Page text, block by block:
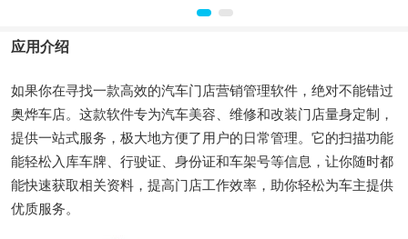
应用介绍
如果你在寻找一款高效的汽车门店营销管理软件，绝对不能错过
奥烨车店。这款软件专为汽车美容、维修和改装门店量身定制，
提供一站式服务，极大地方便了用户的日常管理。它的扫描功能
能轻松入库车牌、行驶证、身份证和车架号等信息，让你随时都
能快速获取相关资料，提高门店工作效率，助你轻松为车主提供
优质服务。